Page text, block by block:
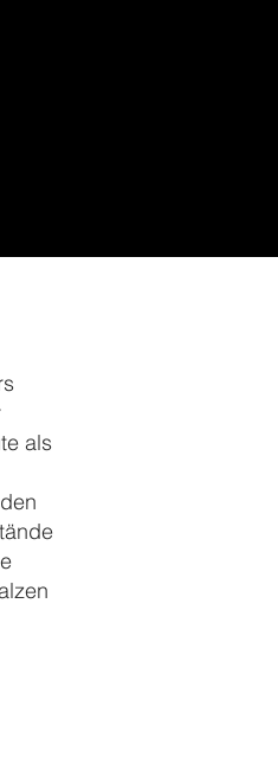
als